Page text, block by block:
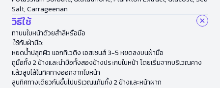
Salt, Carrageenan
วิธีใช้
ทาบนใบหน้าด้วยสำลีหรือมือ
ใช้กับฝ่ามือ:
หยดน้ำปลุกผิว แอกทิเวติง เอสเซนส์ 3-5 หยดลงบนฝ่ามือ
ถูมือทั้ง 2 ข้างและนำมือทั้งสองข้างประกบใบหน้า โดยเริ่มจากบริเวณคาง
แล้วลูบไล้ในทิศทางออกจากใบหน้า
ลูบทิศทางเดียวกันขึ้นไปบริเวณแก้มทั้ง 2 ข้างและหน้าผาก